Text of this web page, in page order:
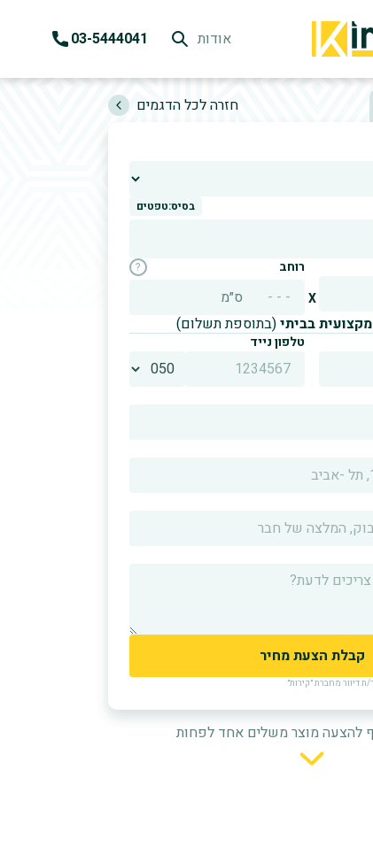
k03-5444041 H אודות
חזרה לכל הדגמים
בסיס:טפטים
X
רוחב ?
ס״מ
בביתי(בתוספת תשלום)
טלפון נייד
מחברת ״קירות״
להצעה מוצר משלים אחד לפחות